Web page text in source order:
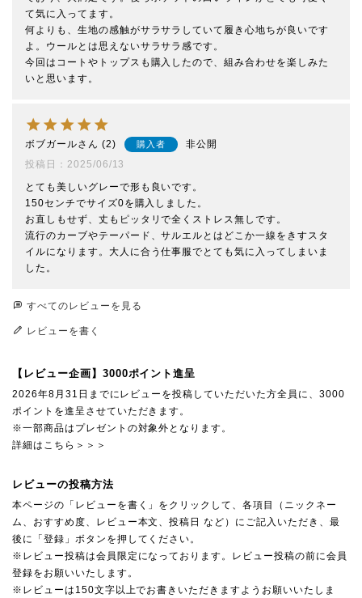
て気に入ってます。
何よりも、生地の感触がサラサラしていて履き心地ちが良いです
よ。ウールとは思えないサラサラ感です。
今回はコートやトップスも購入したので、組み合わせを楽しみた
いと思います。
ボブガール 2 購入者
非公開
投稿日
2025/06/13
とても美しいグレーで形も良いです。
150センチでサイズ0を購入しました。
お直しもせず、丈もピッタリで全くストレス無しです。
流行のカーブやテーパード、サルエルとはどこか一線をきすスタ
イルになります。大人に合う仕事服でとても気に入ってしまいま
した。
すべてのレビューを見る
レビューを書く
【レビュー企画】3000ポイント進呈
2026年8月31日までにレビューを投稿していただいた方全員に、3000
ポイントを進呈させていただきます。
※一部商品はプレゼントの対象外となります。
詳細はこちら＞＞＞
レビューの投稿方法
本ページの「レビューを書く」をクリックして、各項目（ニックネー
ム、おすすめ度、レビュー本文、投稿日 など）にご記入いただき、最
後に「登録」ボタンを押してください。
※レビュー投稿は会員限定になっております。レビュー投稿の前に会員
登録をお願いいたします。
※レビューは150文字以上でお書きいただきますようお願いいたしま